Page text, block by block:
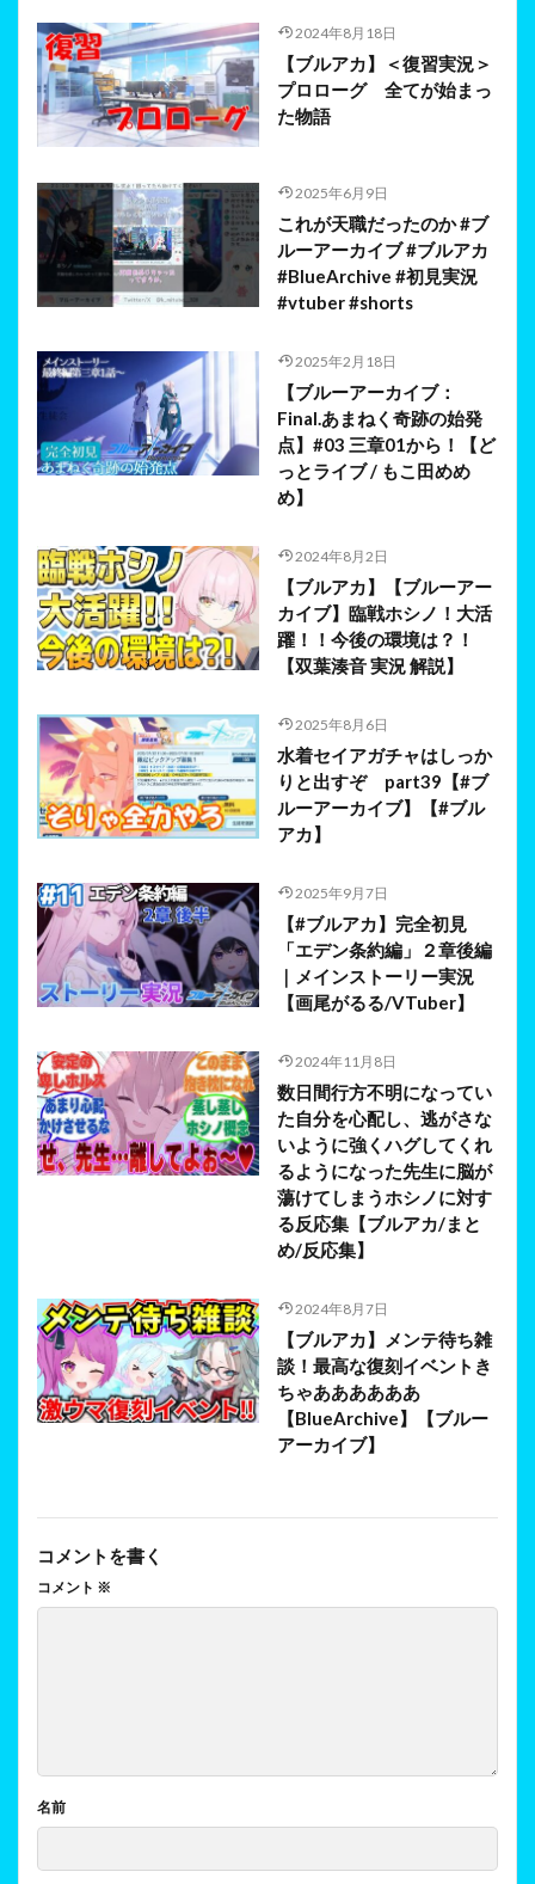
2024年8月18日
【ブルアカ】＜復習実況＞
プロローグ 全てが始まっ
た物語
2025年6月9日
これが天職だったのか #ブ
ルーアーカイブ #ブルアカ
#BlueArchive #初見実況
#vtuber #shorts
2025年2月18日
【ブルーアーカイブ：
Final.あまねく奇跡の始発
点】#03 三章01から！【ど
っとライブ / もこ田めめ
め】
2024年8月2日
【ブルアカ】【ブルーアー
カイブ】臨戦ホシノ！大活
躍！！今後の環境は？！
【双葉湊音 実況 解説】
2025年8月6日
水着セイアガチャはしっか
りと出すぞ part39【#ブ
ルーアーカイブ】【#ブル
アカ】
2025年9月7日
【#ブルアカ】完全初見
「エデン条約編」２章後編
｜メインストーリー実況
【画尾がるる/VTuber】
2024年11月8日
数日間行方不明になってい
た自分を心配し、逃がさな
いように強くハグしてくれ
るようになった先生に脳が
蕩けてしまうホシノに対す
る反応集【ブルアカ/まと
め/反応集】
2024年8月7日
【ブルアカ】メンテ待ち雑
談！最高な復刻イベントき
ちゃああああああ
【BlueArchive】【ブルー
アーカイブ】
コメントを書く
コメント ※
名前